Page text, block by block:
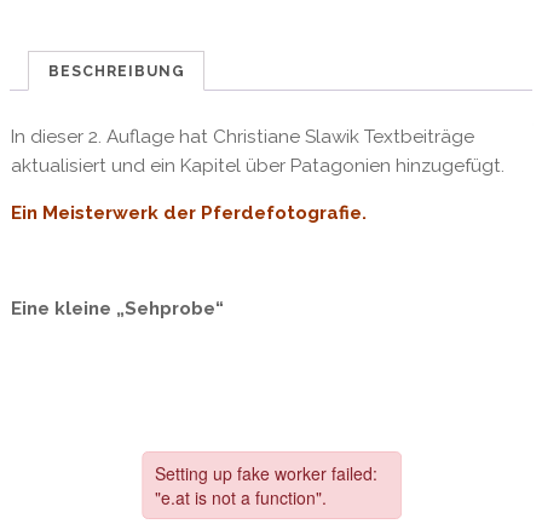
BESCHREIBUNG
In dieser 2. Auflage hat Christiane Slawik Textbeiträge
aktualisiert und ein Kapitel über Patagonien hinzugefügt.
Ein Meisterwerk der Pferdefotografie.
Eine kleine „Sehprobe“